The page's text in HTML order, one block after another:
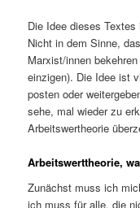
Die Idee dieses
Nicht in dem Sinne,
Marxist/innen
einzigen). Die Idee ist
posten oder
sehe, mal wieder zu
Arbeitswertheorie
Arbeitswerttheorie,
Zunächst muss ich
ich muss für alle, die